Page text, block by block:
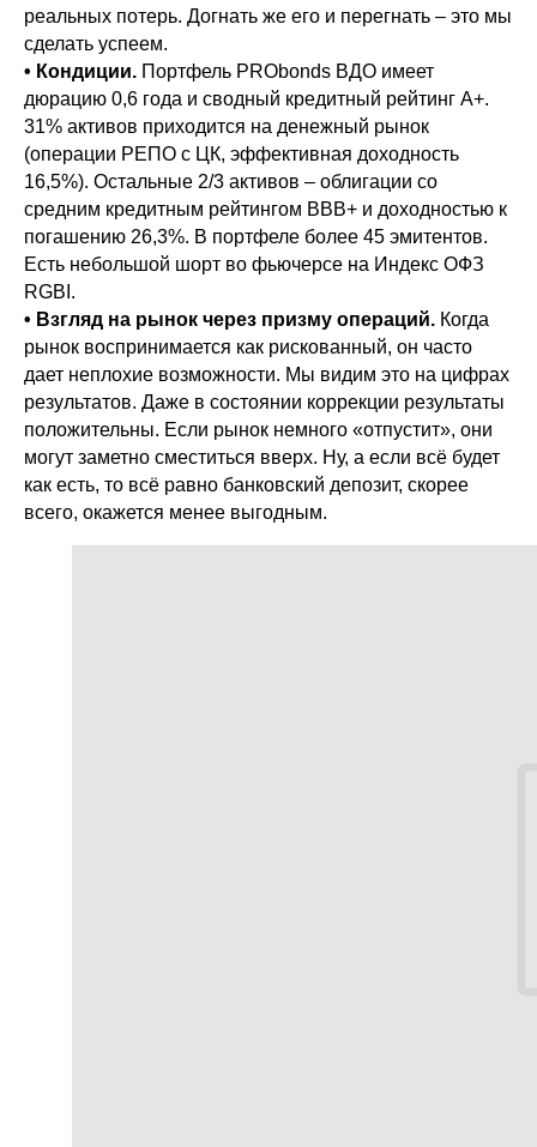
реальных потерь. Догнать же его и перегнать – это мы
сделать успеем.
• Кондиции. Портфель PRObonds ВДО имеет
дюрацию 0,6 года и сводный кредитный рейтинг A+.
31% активов приходится на денежный рынок
(операции РЕПО с ЦК, эффективная доходность
16,5%). Остальные 2/3 активов – облигации со
средним кредитным рейтингом BBB+ и доходностью к
погашению 26,3%. В портфеле более 45 эмитентов.
Есть небольшой шорт во фьючерсе на Индекс ОФЗ
RGBI.
• Взгляд на рынок через призму операций. Когда
рынок воспринимается как рискованный, он часто
дает неплохие возможности. Мы видим это на цифрах
результатов. Даже в состоянии коррекции результаты
положительны. Если рынок немного «отпустит», они
могут заметно сместиться вверх. Ну, а если всё будет
как есть, то всё равно банковский депозит, скорее
всего, окажется менее выгодным.